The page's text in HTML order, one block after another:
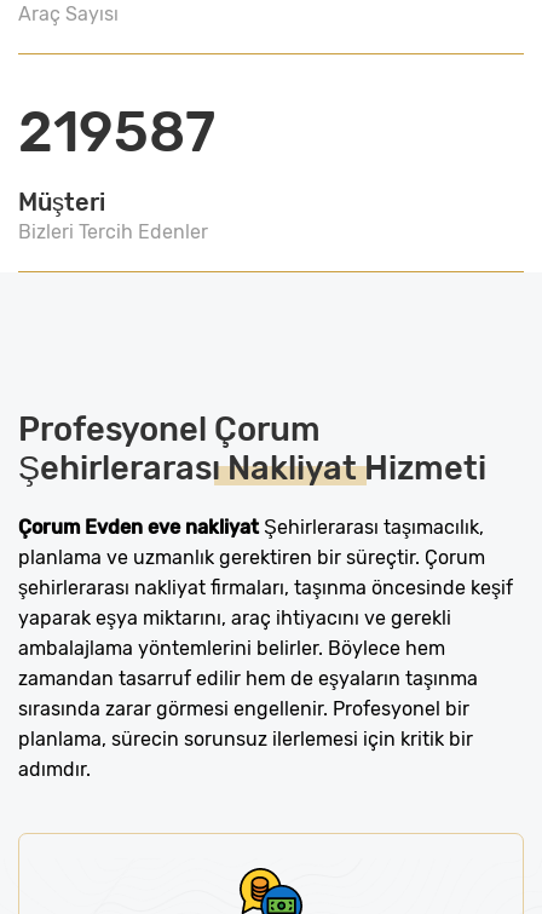
Araç Sayısı
219587
Müşteri
Bizleri Tercih Edenler
Profesyonel Çorum
Şehirlerarası NakliyatHizmeti
Çorum Evden eve nakliyatŞehirlerarası taşımacılık,
planlama ve uzmanlık gerektiren bir süreçtir. Çorum
şehirlerarası nakliyat firmaları, taşınma öncesinde keşif
yaparak eşya miktarını, araç ihtiyacını ve gerekli
ambalajlama yöntemlerini belirler. Böylece hem
zamandan tasarruf edilir hem de eşyaların taşınma
sırasında zarar görmesi engellenir. Profesyonel bir
planlama, sürecin sorunsuz ilerlemesi için kritik bir
adımdır.